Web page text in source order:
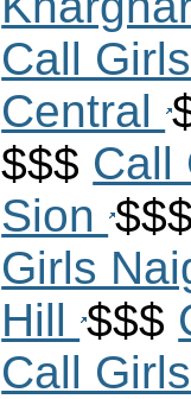
Call
Central
$$$ Call
Sion
Girls
Hill $$$
Call